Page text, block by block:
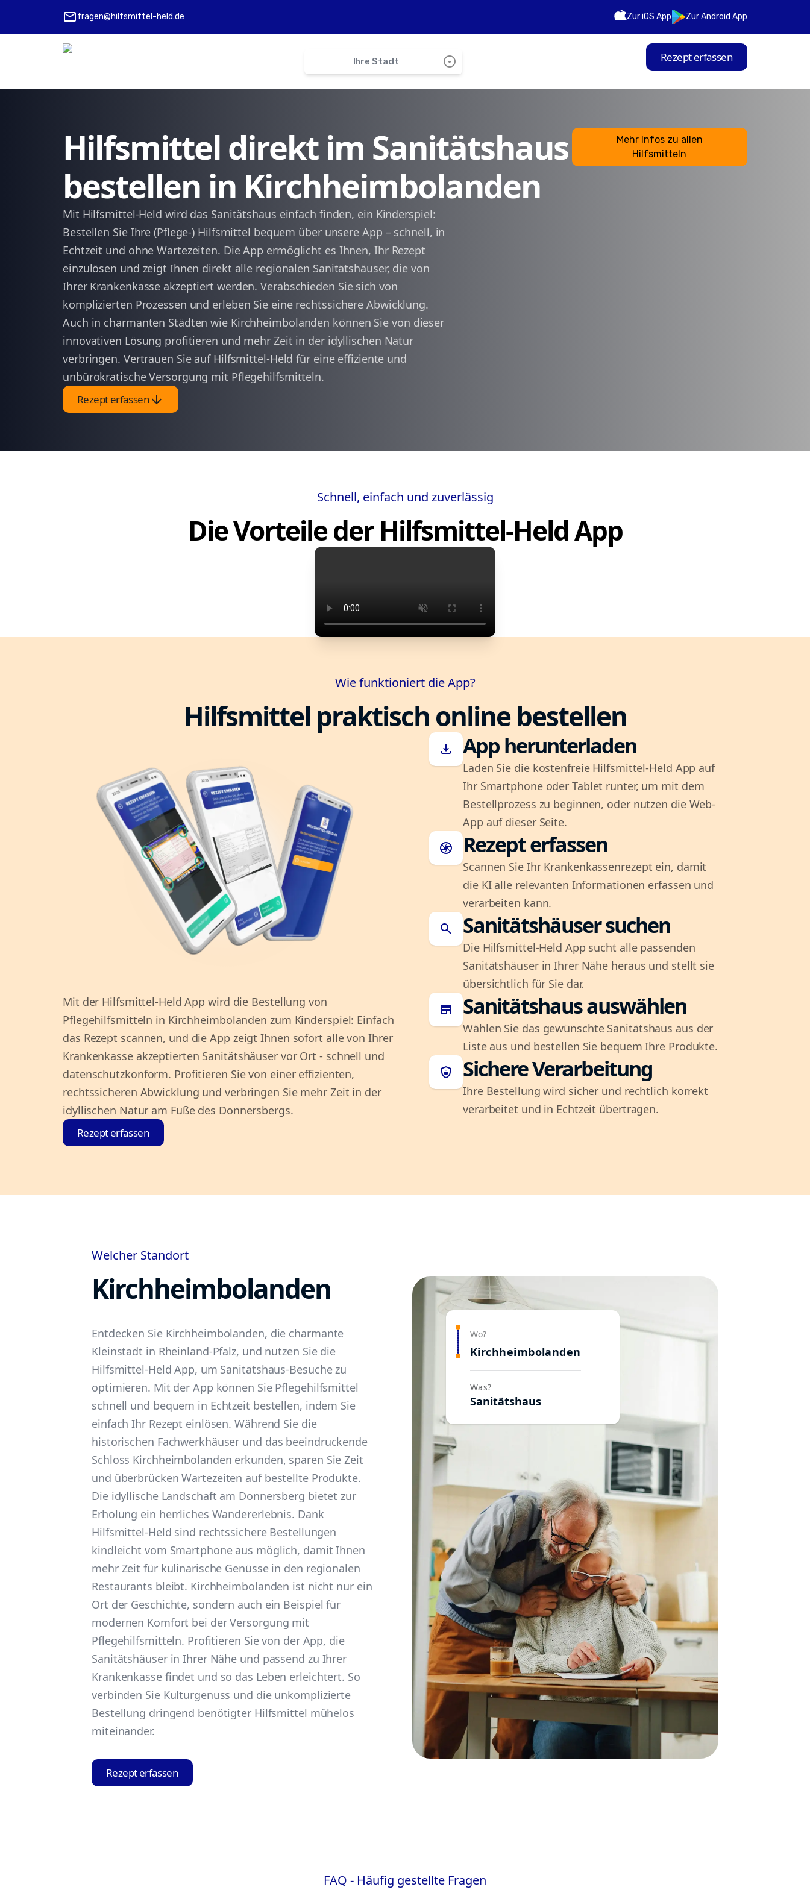
mailfragen@hilfsmittel-held.de Zur iOS App Zur Android App
Ihre Stadt arrow_drop_down_circle
Oberthierwasen
Pulvermühle
Bolanden
Orbis
arrow_back 1 arrow_forward
Rezept erfassen
Hilfsmittel direkt im Sanitätshaus
bestellen in Kirchheimbolanden
Mit Hilfsmittel-Held wird das Sanitätshaus einfach finden, ein Kinderspiel:
Bestellen Sie Ihre (Pflege-) Hilfsmittel bequem über unsere App – schnell, in
Echtzeit und ohne Wartezeiten. Die App ermöglicht es Ihnen, Ihr Rezept
einzulösen und zeigt Ihnen direkt alle regionalen Sanitätshäuser, die von
Ihrer Krankenkasse akzeptiert werden. Verabschieden Sie sich von
komplizierten Prozessen und erleben Sie eine rechtssichere Abwicklung.
Auch in charmanten Städten wie Kirchheimbolanden können Sie von dieser
innovativen Lösung profitieren und mehr Zeit in der idyllischen Natur
verbringen. Vertrauen Sie auf Hilfsmittel-Held für eine effiziente und
unbürokratische Versorgung mit Pflegehilfsmitteln.
Rezept erfassenarrow_downward
Mehr Infos zu allen
Hilfsmitteln
Schnell, einfach und zuverlässig
Die Vorteile der Hilfsmittel-Held App
Wie funktioniert die App?
Hilfsmittel praktisch online bestellen
Mit der Hilfsmittel-Held App wird die Bestellung von
Pflegehilfsmitteln in Kirchheimbolanden zum Kinderspiel: Einfach
das Rezept scannen, und die App zeigt Ihnen sofort alle von Ihrer
Krankenkasse akzeptierten Sanitätshäuser vor Ort - schnell und
datenschutzkonform. Profitieren Sie von einer effizienten,
rechtssicheren Abwicklung und verbringen Sie mehr Zeit in der
idyllischen Natur am Fuße des Donnersbergs.
Rezept erfassen
download App herunterladen
Laden Sie die kostenfreie Hilfsmittel-Held App auf
Ihr Smartphone oder Tablet runter, um mit dem
Bestellprozess zu beginnen, oder nutzen die Web-
App auf dieser Seite.
camera Rezept erfassen
Scannen Sie Ihr Krankenkassenrezept ein, damit
die KI alle relevanten Informationen erfassen und
verarbeiten kann.
search Sanitätshäuser suchen
Die Hilfsmittel-Held App sucht alle passenden
Sanitätshäuser in Ihrer Nähe heraus und stellt sie
übersichtlich für Sie dar.
store Sanitätshaus auswählen
Wählen Sie das gewünschte Sanitätshaus aus der
Liste aus und bestellen Sie bequem Ihre Produkte.
shield_lock Sichere Verarbeitung
Ihre Bestellung wird sicher und rechtlich korrekt
verarbeitet und in Echtzeit übertragen.
Welcher Standort
Kirchheimbolanden
Entdecken Sie Kirchheimbolanden, die charmante
Kleinstadt in Rheinland-Pfalz, und nutzen Sie die
Hilfsmittel-Held App, um Sanitätshaus-Besuche zu
optimieren. Mit der App können Sie Pflegehilfsmittel
schnell und bequem in Echtzeit bestellen, indem Sie
einfach Ihr Rezept einlösen. Während Sie die
historischen Fachwerkhäuser und das beeindruckende
Schloss Kirchheimbolanden erkunden, sparen Sie Zeit
und überbrücken Wartezeiten auf bestellte Produkte.
Die idyllische Landschaft am Donnersberg bietet zur
Erholung ein herrliches Wandererlebnis. Dank
Hilfsmittel-Held sind rechtssichere Bestellungen
kindleicht vom Smartphone aus möglich, damit Ihnen
mehr Zeit für kulinarische Genüsse in den regionalen
Restaurants bleibt. Kirchheimbolanden ist nicht nur ein
Ort der Geschichte, sondern auch ein Beispiel für
modernen Komfort bei der Versorgung mit
Pflegehilfsmitteln. Profitieren Sie von der App, die
Sanitätshäuser in Ihrer Nähe und passend zu Ihrer
Krankenkasse findet und so das Leben erleichtert. So
verbinden Sie Kulturgenuss und die unkomplizierte
Bestellung dringend benötigter Hilfsmittel mühelos
miteinander.
Rezept erfassen
Wo?
Kirchheimbolanden
Was?
Sanitätshaus
FAQ - Häufig gestellte Fragen